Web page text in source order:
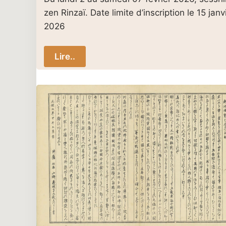
zen Rinzaï. Date limite d’inscription le 15
2026
Lire..